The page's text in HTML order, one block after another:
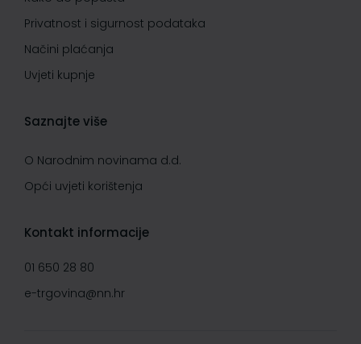
Privatnost i sigurnost podataka
Načini plaćanja
Uvjeti kupnje
Saznajte više
O Narodnim novinama d.d.
Opći uvjeti korištenja
Kontakt informacije
01 650 28 80
e-trgovina@nn.hr